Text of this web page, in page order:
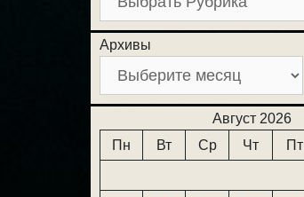
Архивы
Август 2026
Пн
Вт Ср Чт Пт